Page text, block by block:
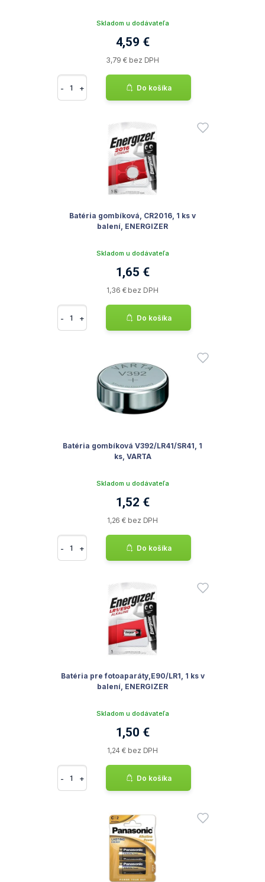
Skladom u dodávateľa
4,59 €
3,79 € bez DPH
- + Do košíka
Batéria gombíková, CR2016, 1 ks v
balení, ENERGIZER
Skladom u dodávateľa
1,65 €
1,36 € bez DPH
- + Do košíka
Batéria gombíková V392/LR41/SR41, 1
ks, VARTA
Skladom u dodávateľa
1,52 €
1,26 € bez DPH
- + Do košíka
Batéria pre fotoaparáty,E90/LR1, 1 ks v
balení, ENERGIZER
Skladom u dodávateľa
1,50 €
1,24 € bez DPH
- + Do košíka